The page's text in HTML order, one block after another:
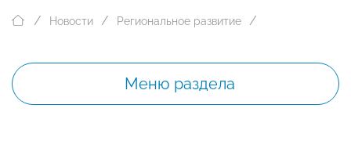
Новости Региональное развитие
Меню раздела